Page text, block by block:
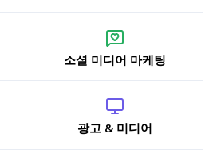
소셜 미디어 마케팅
광고 & 미디어